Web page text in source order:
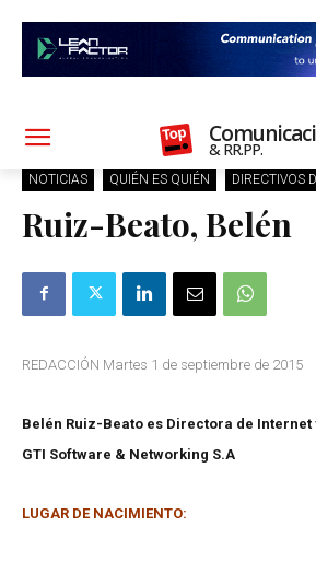
& RR.PP.
NOTICIAS QUIÉN ES QUIÉN DIRECTIVOS
Ruiz-Beato, Belén
REDACCIÓN Martes 1 de septiembre de 2015
Belén Ruiz-Beato es Directora de
GTI Software & Networking S.A
LUGAR DE NACIMIENTO: